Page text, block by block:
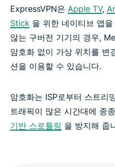
ExpressVPN은 Apple TV,
Stick 을 위한 네이티브 앱
않는 구버전 기기의 경우,
암호화 없이 가상 위치를 변
션을 이용할 수 있습니다.
암호화는 ISP로부터 스트리
트래픽이 많은 시간대에 종
기반 스로틀링 을 방지해 줍